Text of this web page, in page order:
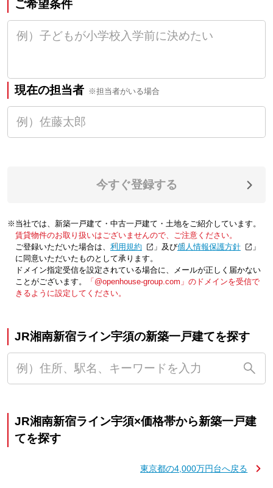
ご希望条件
現在の担当者 ※担当者がいる場合
今すぐ登録する
※当社では、新築一戸建て・中古一戸建て・土地をご紹介しています。
賃貸物件のお取り扱いはございませんので、ご注意ください。
ご登録いただいた場合は、「利用規約 」及び「個人情報保護方針
」
に同意いただいたものとして承ります。
ドメイン指定受信を設定されている場合に、メールが正しく届かない
ことがございます。
「@openhouse-group.com」のドメインを受信で
きるように設定してください。
JR湘南新宿ライン宇須の新築一戸建てを探す
JR湘南新宿ライン宇須×価格帯から新築一戸建
てを探す
東京都の4,000万円台へ戻る